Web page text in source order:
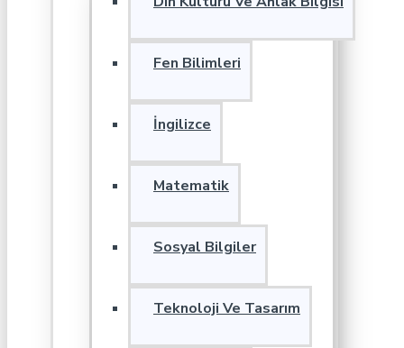
Fen Bilimleri
İngilizce
Matematik
Sosyal Bilgiler
Teknoloji Ve Tasarım